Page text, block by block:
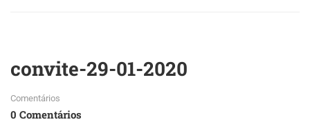
convite-29-01-2020
Comentários
0 Comentários